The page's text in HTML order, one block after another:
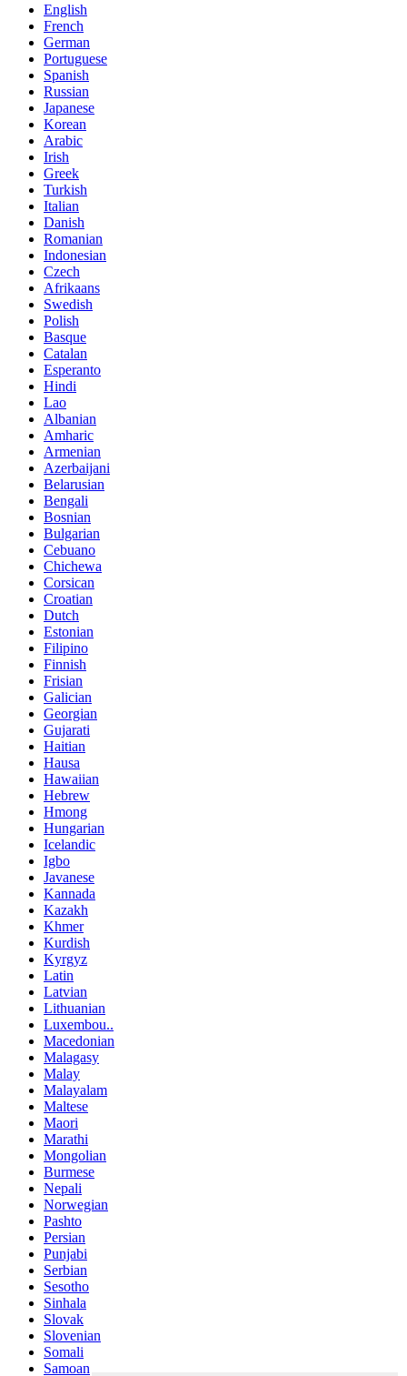
English
French
German
Portuguese
Spanish
Russian
Japanese
Korean
Arabic
Irish
Greek
Turkish
Italian
Danish
Romanian
Indonesian
Czech
Afrikaans
Swedish
Polish
Basque
Catalan
Esperanto
Hindi
Lao
Albanian
Amharic
Armenian
Azerbaijani
Belarusian
Bengali
Bosnian
Bulgarian
Cebuano
Chichewa
Corsican
Croatian
Dutch
Estonian
Filipino
Finnish
Frisian
Galician
Georgian
Gujarati
Haitian
Hausa
Hawaiian
Hebrew
Hmong
Hungarian
Icelandic
Igbo
Javanese
Kannada
Kazakh
Khmer
Kurdish
Kyrgyz
Latin
Latvian
Lithuanian
Luxembou..
Macedonian
Malagasy
Malay
Malayalam
Maltese
Maori
Marathi
Mongolian
Burmese
Nepali
Norwegian
Pashto
Persian
Punjabi
Serbian
Sesotho
Sinhala
Slovak
Slovenian
Somali
Samoan